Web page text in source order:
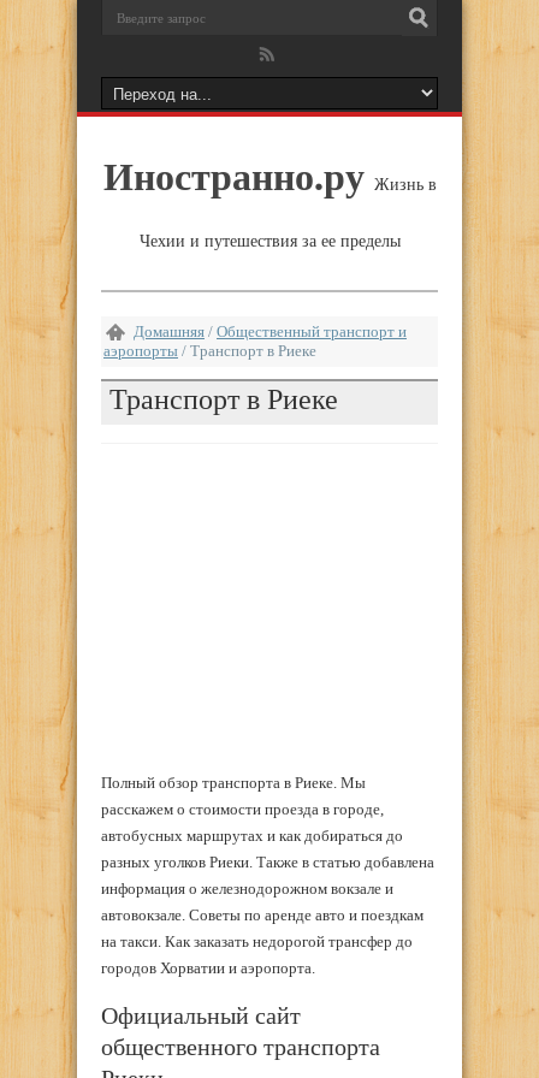
Иностранно.ру Жизнь в
Чехии и путешествия за ее пределы
Домашняя / Общественный транспорт и
аэропорты / Транспорт в Риеке
Транспорт в Риеке
Полный обзор транспорта в Риеке. Мы
расскажем о стоимости проезда в городе,
автобусных маршрутах и как добираться до
разных уголков Риеки. Также в статью добавлена
информация о железнодорожном вокзале и
автовокзале. Советы по аренде авто и поездкам
на такси. Как заказать недорогой трансфер до
городов Хорватии и аэропорта.
Официальный сайт
общественного транспорта